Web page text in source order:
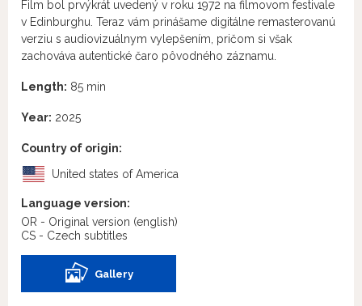
Film bol prvýkrát uvedený v roku 1972 na filmovom festivale
v Edinburghu. Teraz vám prinášame digitálne remasterovanú
verziu s audiovizuálnym vylepšením, pričom si však
zachováva autentické čaro pôvodného záznamu.
Length: 85 min
Year: 2025
Country of origin:
United states of America
Language version:
OR - Original version (english)
CS - Czech subtitles
Gallery